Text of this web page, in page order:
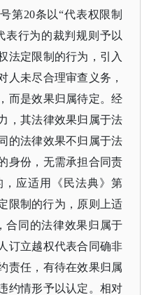
第20条以“代表权限制
表行为的裁判规则予以
法定限制的行为，引入
人未尽合理审查义务，
而是效果归属待定。经
，其法律效果归属于法
的法律效果不归属于法
身份，无需承担合同责
应适用《民法典》第
限制的行为，原则上适
合同的法律效果归属于
订立越权代表合同确非
责任，有待在效果归属
约情形予以认定。相对